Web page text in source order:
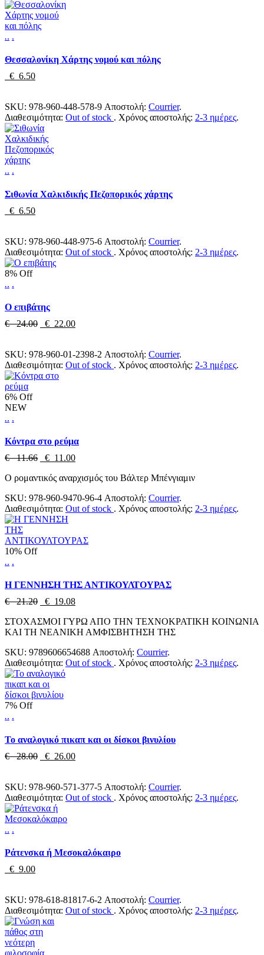
.. .
Θεσσαλονίκη Χάρτης νομού και πόλης
€ 6.50
SKU: 978-960-448-578-9 Αποστολή: Courrier.
Διαθεσιμότητα: Out of stock . Χρόνος αποστολής: 2-3 ημέρες.
.. .
Σιθωνία Χαλκιδικής Πεζοπορικός χάρτης
€ 6.50
SKU: 978-960-448-975-6 Αποστολή: Courrier.
Διαθεσιμότητα: Out of stock . Χρόνος αποστολής: 2-3 ημέρες.
8% Off
.. .
Ο επιβάτης
€ 24.00
€ 22.00
SKU: 978-960-01-2398-2 Αποστολή: Courrier.
Διαθεσιμότητα: Out of stock . Χρόνος αποστολής: 2-3 ημέρες.
6% Off
NEW
.. .
Κόντρα στο ρεύμα
€ 11.66
€ 11.00
Ο ρομαντικός αναρχισμός του Βάλτερ Μπένγιαμιν
SKU: 978-960-9470-96-4 Αποστολή: Courrier.
Διαθεσιμότητα: Out of stock . Χρόνος αποστολής: 2-3 ημέρες.
10% Off
.. .
Η ΓΕΝΝΗΣΗ ΤΗΣ ΑΝΤΙΚΟΥΛΤΟΥΡΑΣ
€ 21.20
€ 19.08
ΣΤΟΧΑΣΜΟΙ ΓΥΡΩ ΑΠΟ ΤΗΝ ΤΕΧΝΟΚΡΑΤΙΚΗ ΚΟΙΝΩΝΙΑ
ΚΑΙ ΤΗ ΝΕΑΝΙΚΗ ΑΜΦΙΣΒΗΤΗΣΗ ΤΗΣ
SKU: 9789606654688 Αποστολή: Courrier.
Διαθεσιμότητα: Out of stock . Χρόνος αποστολής: 2-3 ημέρες.
7% Off
.. .
Το αναλογικό πικαπ και οι δίσκοι βινυλίου
€ 28.00
€ 26.00
SKU: 978-960-571-377-5 Αποστολή: Courrier.
Διαθεσιμότητα: Out of stock . Χρόνος αποστολής: 2-3 ημέρες.
.. .
Ράτενσκα ή Μεσοκαλόκαιρο
€ 9.00
SKU: 978-618-81817-6-2 Αποστολή: Courrier.
Διαθεσιμότητα: Out of stock . Χρόνος αποστολής: 2-3 ημέρες.